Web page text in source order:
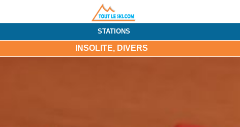
STATIONS
INSOLITE, DIVERS